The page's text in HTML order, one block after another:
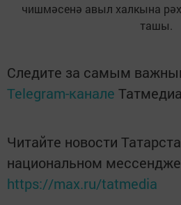
чишмәсенә авыл халкына
ташы.
Следите за самым
Telegram-канале Татмедиа
Читайте новости
национальном
https://max.ru/tatmedia